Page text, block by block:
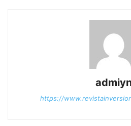
https://